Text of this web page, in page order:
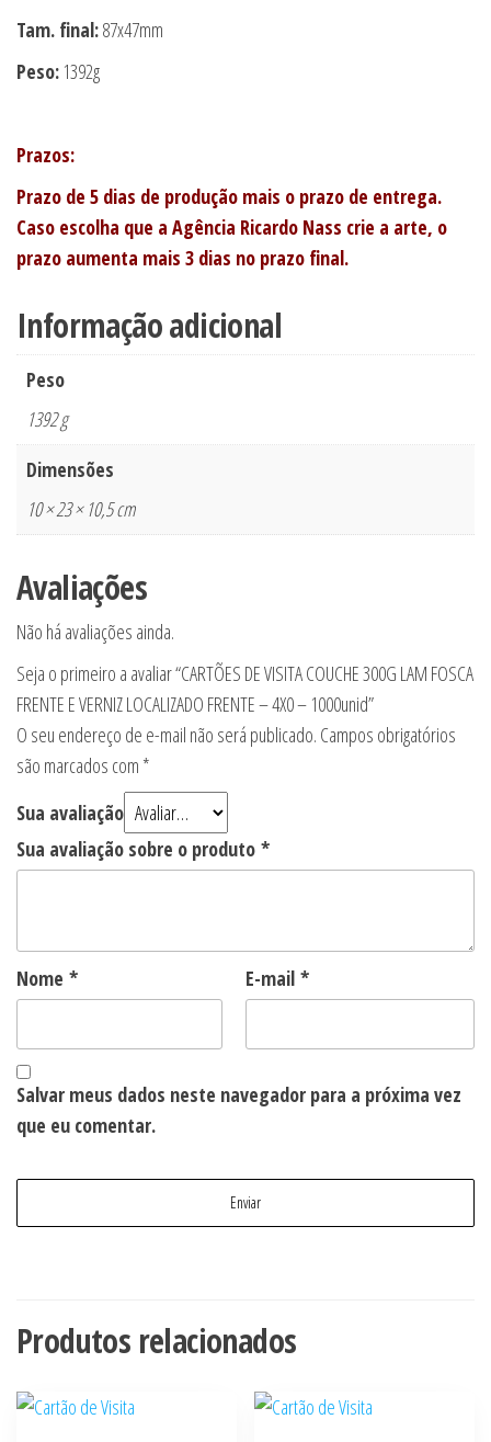
Tam. final:87x47mm
Peso: 1392g
Prazos:
Prazo de 5 dias de produção mais o prazo de entrega.
Caso escolha que a Agência Ricardo Nass crie a arte, o
prazo aumenta mais 3 dias no prazo final.
Informação adicional
Peso
1392 g
Dimensões
10 × 23 × 10,5 cm
Avaliações
Não há avaliações ainda.
Seja o primeiro a avaliar “CARTÕES DE VISITA COUCHE 300G LAM FOSCA
FRENTE E VERNIZ LOCALIZADO FRENTE – 4X0 – 1000unid”
O seu endereço de e-mail não será publicado. Campos obrigatórios
são marcados com *
Sua avaliação
Sua avaliação sobre o produto *
Nome * E-mail *
Salvar meus dados neste navegador para a próxima vez
que eu comentar.
Produtos relacionados